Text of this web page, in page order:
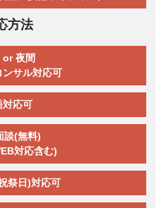
方法
or 夜間
ンサル対応可
対応可
談(無料)
対応含む)
祭日)対応可